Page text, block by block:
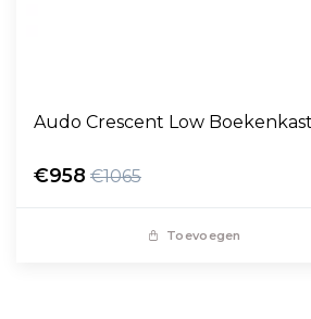
Audo Crescent Low
€958 €1065
Toevoegen